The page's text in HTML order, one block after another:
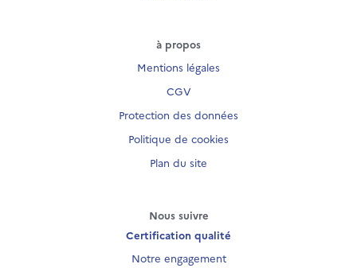
à propos
Mentions légales
CGV
Protection des données
Politique de cookies
Plan du site
Nous suivre
Certification qualité
Notre engagement